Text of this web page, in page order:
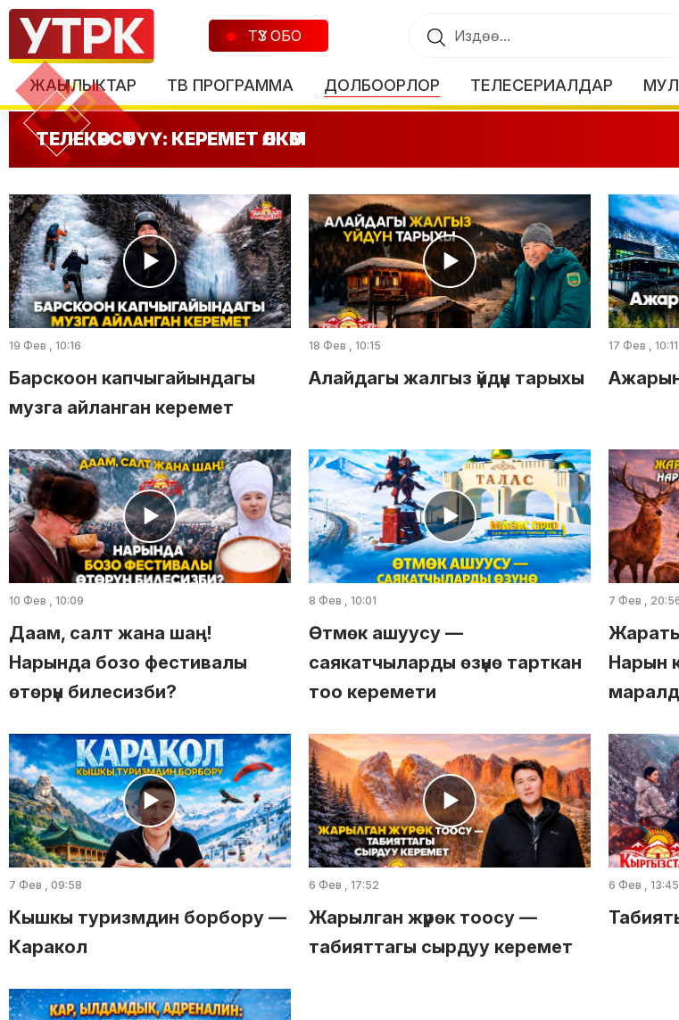
ТҮЗ ОБО
ЖАҢЫЛЫКТАР ТВ ПРОГРАММА ДОЛБООРЛОР ТЕЛЕСЕРИАЛДАР
ТЕЛЕКӨРСӨТҮҮ: КЕРЕМЕТ ӨЛКӨМ
19 Фев , 10:16
Барскоон капчыгайындагы
музга айланган керемет
18 Фев , 10:15
Алайдагы жалгыз үйдүн тарыхы
17 Фев , 10:11
10 Фев , 10:09
Даам, салт жана шаң!
Нарында бозо фестивалы
өтөрүн билесизби?
8 Фев , 10:01
Өтмөк ашуусу —
саякатчыларды өзүнө тарткан
тоо керемети
7 Фев ,
Нарын
7 Фев , 09:58
Кышкы туризмдин борбору —
Каракол
6 Фев , 17:52
Жарылган жүрөк тоосу —
табияттагы сырдуу керемет
6 Фев , 13:45